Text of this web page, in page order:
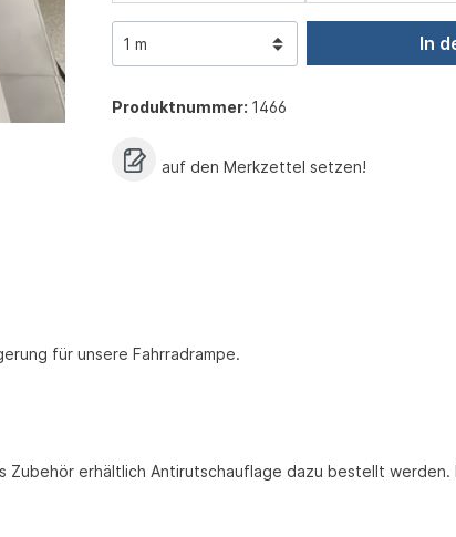
In
Produktnummer: 1466
auf den Merkzettel setzen!
für unsere Fahrradrampe.
Zubehör erhältlich Antirutschauflage dazu bestellt